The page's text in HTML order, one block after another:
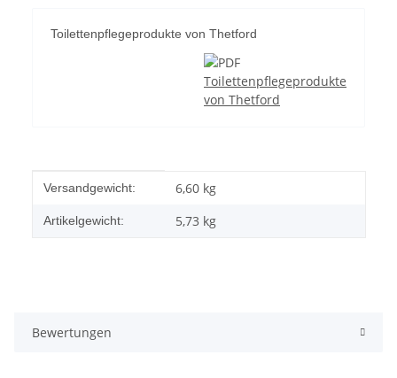
Toilettenpflegeprodukte von Thetford
Toilettenpflegeprodukte
von Thetford
Produkteigenschaft
Wert
Versandgewicht: 6,60 kg
Artikelgewicht: 5,73 kg
Bewertungen